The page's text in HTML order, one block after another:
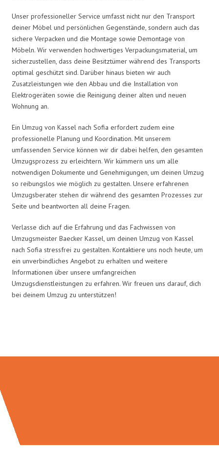
Unser professioneller Service umfasst nicht nur den Transport
deiner Möbel und persönlichen Gegenstände, sondern auch das
sichere Verpacken und die Montage sowie Demontage von
Möbeln. Wir verwenden hochwertiges Verpackungsmaterial, um
sicherzustellen, dass deine Besitztümer während des Transports
optimal geschützt sind. Darüber hinaus bieten wir auch
Zusatzleistungen wie den Abbau und die Installation von
Elektrogeräten sowie die Reinigung deiner alten und neuen
Wohnung an.
Ein Umzug von Kassel nach Sofia erfordert zudem eine
professionelle Planung und Koordination. Mit unserem
umfassenden Service können wir dir dabei helfen, den gesamten
Umzugsprozess zu erleichtern. Wir kümmern uns um alle
notwendigen Dokumente und Genehmigungen, um deinen Umzug
so reibungslos wie möglich zu gestalten. Unsere erfahrenen
Umzugsberater stehen dir während des gesamten Prozesses zur
Seite und beantworten all deine Fragen.
Verlasse dich auf die Erfahrung und das Fachwissen von
Umzugsmeister Baecker Kassel, um deinen Umzug von Kassel
nach Sofia stressfrei zu gestalten. Kontaktiere uns noch heute, um
ein unverbindliches Angebot zu erhalten und weitere
Informationen über unsere umfangreichen
Umzugsdienstleistungen zu erfahren. Wir freuen uns darauf, dich
bei deinem Umzug zu unterstützen!